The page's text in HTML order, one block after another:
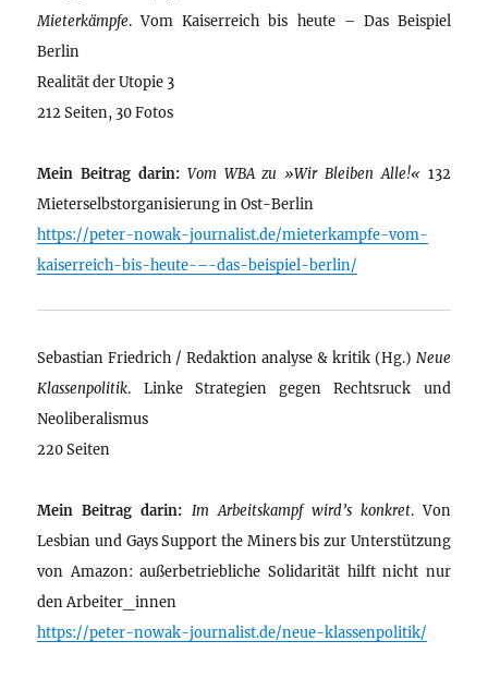
Mieterkämpfe. Vom Kaiserreich bis heute – Das Beispiel
Berlin
Realität der Utopie 3
212 Seiten, 30 Fotos
Mein Beitrag darin: Vom WBA zu »Wir Bleiben Alle!« 132
Mieterselbstorganisierung in Ost-Berlin
https://peter-nowak-journalist.de/mieterkampfe-vom-
kaiserreich-bis-heute-–-das-beispiel-berlin/
Sebastian Friedrich / Redaktion analyse & kritik (Hg.) Neue
Klassenpolitik. Linke Strategien gegen Rechtsruck und
Neoliberalismus
220 Seiten
Mein Beitrag darin: Im Arbeitskampf wird’s konkret. Von
Lesbian und Gays Support the Miners bis zur Unterstützung
von Amazon: außerbetriebliche Solidarität hilft nicht nur
den Arbeiter_innen
https://peter-nowak-journalist.de/neue-klassenpolitik/